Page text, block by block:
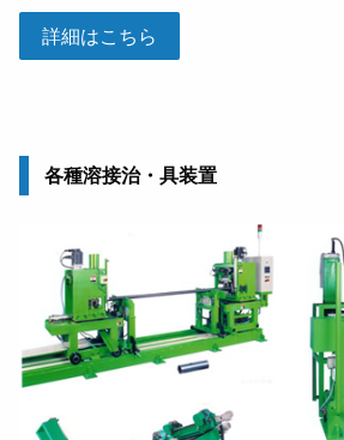
詳細はこちら
各種溶接治・具装置